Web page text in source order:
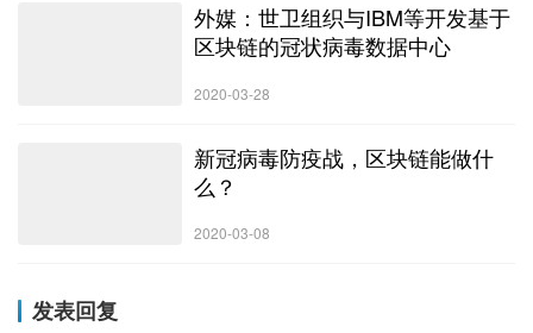
外媒：世卫组织与IBM等开发基于
区块链的冠状病毒数据中心
2020-03-28
新冠病毒防疫战，区块链能做什
么？
2020-03-08
发表回复